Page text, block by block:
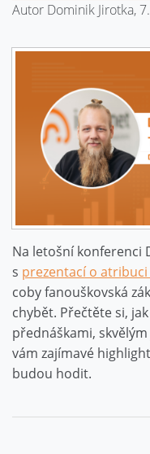
Autor Dominik Jirotka,
Na letošní konferenci
s prezentací o
coby fanouškovská
chybět. Přečtěte si,
přednáškami,
vám zajímavé
budou hodit.